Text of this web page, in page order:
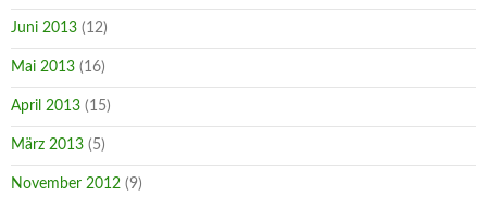
Juni 2013 (12)
Mai 2013 (16)
April 2013 (15)
März 2013 (5)
November 2012 (9)